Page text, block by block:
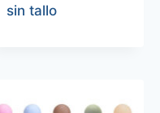
sin tallo